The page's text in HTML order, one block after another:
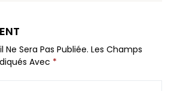
Sera Pas Publiée. Les Champs
Avec *